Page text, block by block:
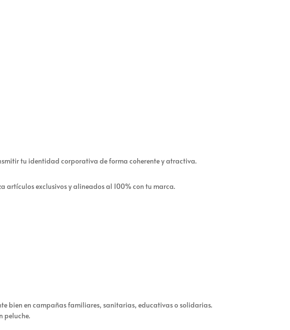
tu identidad corporativa de forma coherente y atractiva.
exclusivos y alineados al 100% con tu marca.
bien en campañas familiares, sanitarias, educativas o solidarias.
peluche.